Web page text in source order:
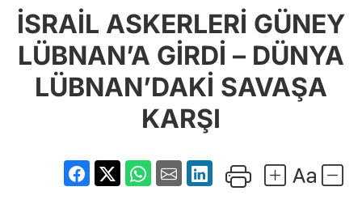
LÜBNAN’A
GİRDİ –
DÜNYA
LÜBNAN’DAKİ
SAVAŞA
KARŞI
İSRAİL ASKERLERİ GÜNEY
LÜBNAN’A GİRDİ – DÜNYA
LÜBNAN’DAKİ SAVAŞA
KARŞI